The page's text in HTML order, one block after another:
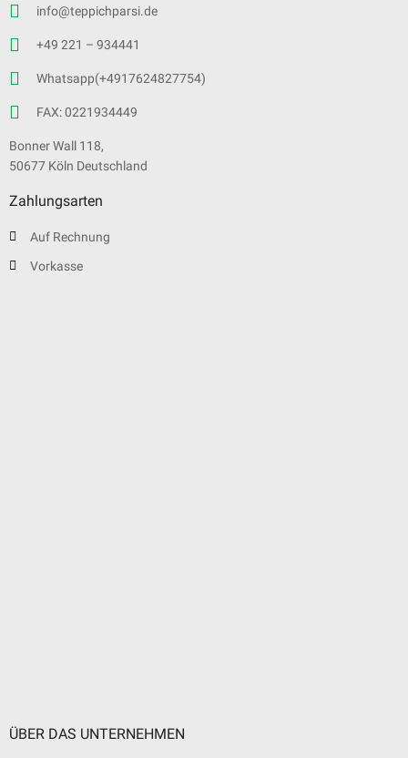
info@teppichparsi.de
+49 221 – 934441
Whatsapp(+4917624827754)
FAX: 0221934449
Bonner Wall 118,
50677 Köln Deutschland
Zahlungsarten
Auf Rechnung
Vorkasse
ÜBER DAS UNTERNEHMEN